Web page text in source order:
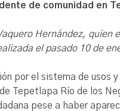
de comunidad en
Hernández,
el pasado 10 de
por el sistema de usos
Tepetlapa Río de los
pese a haber